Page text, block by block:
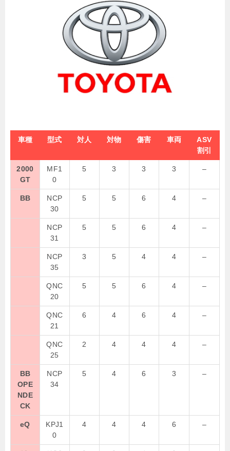
車種 型式 対人 対物 傷害 車両
ASV
割引
2000
GT
MF1
0
5 3 3 3 –
BB
NCP
30
5 5 6 4 –
NCP
31
5 5 6 4 –
NCP
35
3 5 4 4 –
QNC
20
5 5 6 4 –
QNC
21
6 4 6 4 –
QNC
25
2 4 4 4 –
BB
OPE
NDE
CK
NCP
34
5 4 6 3 –
eQ
KPJ1
0
4 4 4 6 –